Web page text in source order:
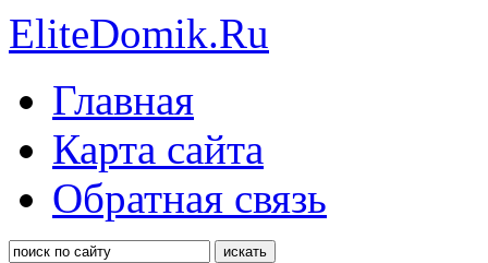
EliteDomik.Ru
Главная
Карта сайта
Обратная связь